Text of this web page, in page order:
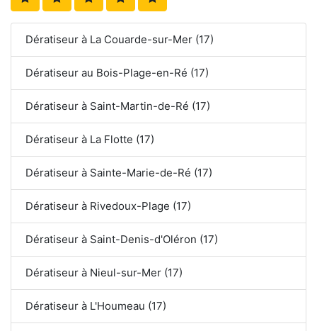
Dératiseur à La Couarde-sur-Mer (17)
Dératiseur au Bois-Plage-en-Ré (17)
Dératiseur à Saint-Martin-de-Ré (17)
Dératiseur à La Flotte (17)
Dératiseur à Sainte-Marie-de-Ré (17)
Dératiseur à Rivedoux-Plage (17)
Dératiseur à Saint-Denis-d'Oléron (17)
Dératiseur à Nieul-sur-Mer (17)
Dératiseur à L'Houmeau (17)